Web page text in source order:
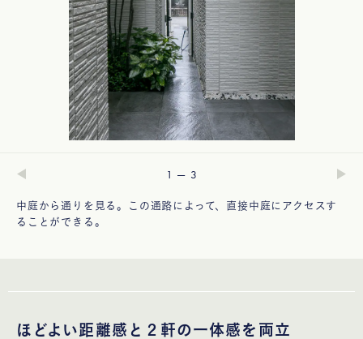
1 — 3
中庭から通りを見る。この通路によって、直接中庭にアクセスす
ることができる。
ほどよい距離感と２軒の一体感を両立